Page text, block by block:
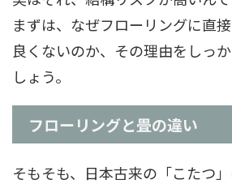
まずは、なぜフローリングに直
良くないのか、その理由をしっ
しょう。
フローリングと畳の違い
そもそも、日本古来の「こたつ